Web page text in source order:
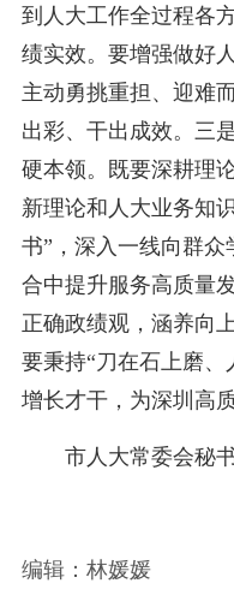
到人大工作全过程各
绩实效。要增强做好
主动勇挑重担、迎难
出彩、干出成效。三
硬本领。既要深耕理
新理论和人大业务知
书”，深入一线向群
合中提升服务高质量
正确政绩观，涵养向
要秉持“刀在石上磨、
增长才干，为深圳高
市人大常委会秘
编辑：林媛媛